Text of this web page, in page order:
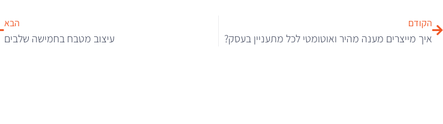
הקודם
איך מייצרים מענה מהיר ואוטומטי לכל מתעניין בעסק?
הבא
עיצוב מטבח בחמישה שלבים